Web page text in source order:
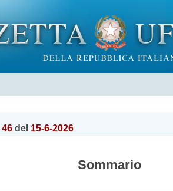
46 del 15-6-2026
Sommario